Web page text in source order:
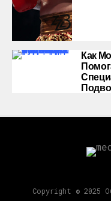
Как
Copyright © 2025